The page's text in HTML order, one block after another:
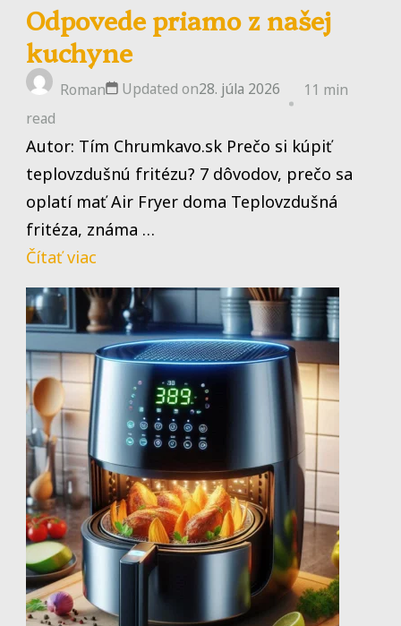
Odpovede priamo z našej
kuchyne
Roman Updated on28. júla 2026
11 min
read
Autor: Tím Chrumkavo.sk Prečo si kúpiť
teplovzdušnú fritézu? 7 dôvodov, prečo sa
oplatí mať Air Fryer doma Teplovzdušná
fritéza, známa …
Čítať viac